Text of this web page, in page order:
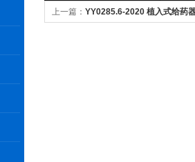
上一篇： YY0285.6-2020 植入式给药